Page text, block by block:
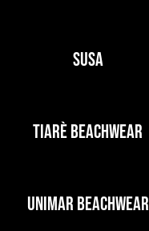
SUSA
TIARÈ BEACHWEAR
UNIMAR BEACHWEAR